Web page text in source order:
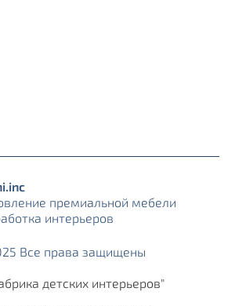
премиальной мебели
интерьеров
Все права защищены
детских интерьеров"